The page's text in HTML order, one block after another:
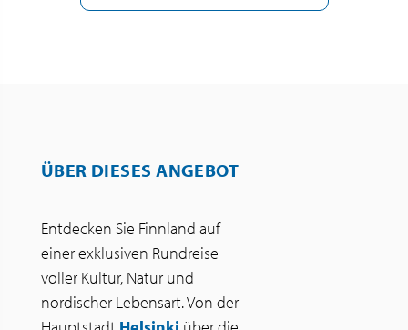
ÜBER DIESES ANGEBOT
Entdecken Sie Finnland auf
einer exklusiven Rundreise
voller Kultur, Natur und
nordischer Lebensart. Von der